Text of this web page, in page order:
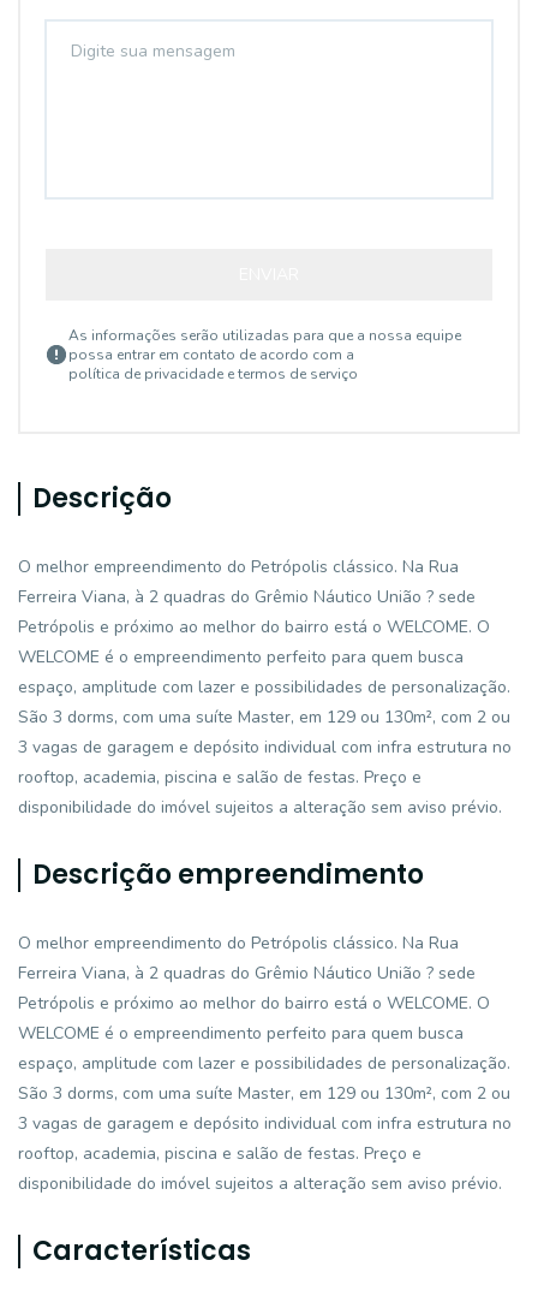
As informações serão utilizadas para que a nossa equipe
possa entrar em contato de acordo com a
política de privacidade e termos de serviço
Descrição
O melhor empreendimento do Petrópolis clássico. Na Rua
Ferreira Viana, à 2 quadras do Grêmio Náutico União ? sede
Petrópolis e próximo ao melhor do bairro está o WELCOME. O
WELCOME é o empreendimento perfeito para quem busca
espaço, amplitude com lazer e possibilidades de personalização.
São 3 dorms, com uma suíte Master, em 129 ou 130m², com 2 ou
3 vagas de garagem e depósito individual com infra estrutura no
rooftop, academia, piscina e salão de festas. Preço e
disponibilidade do imóvel sujeitos a alteração sem aviso prévio.
Descrição empreendimento
O melhor empreendimento do Petrópolis clássico. Na Rua
Ferreira Viana, à 2 quadras do Grêmio Náutico União ? sede
Petrópolis e próximo ao melhor do bairro está o WELCOME. O
WELCOME é o empreendimento perfeito para quem busca
espaço, amplitude com lazer e possibilidades de personalização.
São 3 dorms, com uma suíte Master, em 129 ou 130m², com 2 ou
3 vagas de garagem e depósito individual com infra estrutura no
rooftop, academia, piscina e salão de festas. Preço e
disponibilidade do imóvel sujeitos a alteração sem aviso prévio.
Características